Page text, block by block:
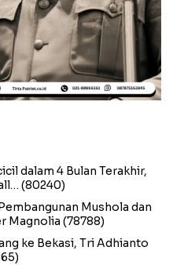
dalam 4 Bulan Terakhir,
(80240)
Mushola dan
Magnolia (78788)
ke Bekasi, Tri Adhianto